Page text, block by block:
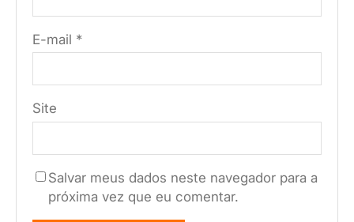
E-mail *
Site
Salvar meus dados neste navegador para a
próxima vez que eu comentar.